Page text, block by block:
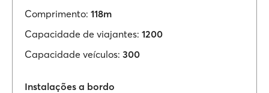
Comprimento: 118m
Capacidade de viajantes: 1200
Capacidade veículos: 300
Instalações a bordo